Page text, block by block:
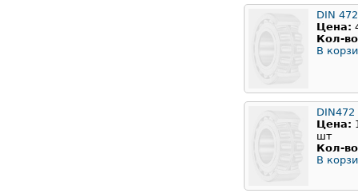
DIN
Цена:
Кол-
В
Цена:
шт
Кол-
В